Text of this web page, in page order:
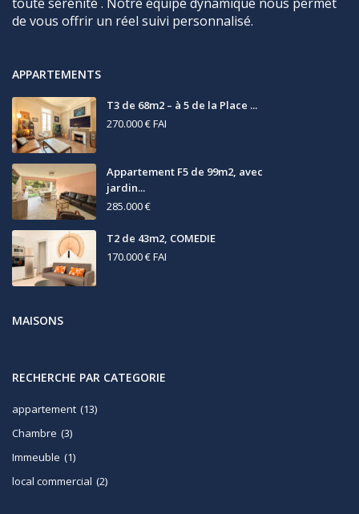
de vous offrir un réel suivi personnalisé.
APPARTEMENTS
T3 de 68m2 – à 5 de la Place ...
270.000 €FAI
Appartement F5 de 99m2, avec
jardin...
285.000 €
T2 de 43m2, COMEDIE
170.000 €FAI
MAISONS
RECHERCHE PAR CATEGORIE
appartement (13)
Chambre (3)
Immeuble (1)
local commercial (2)